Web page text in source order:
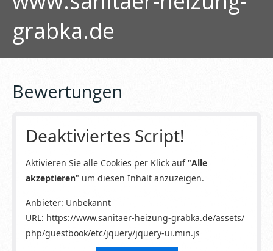
grabka.de
Bewertungen
Deaktiviertes Script!
Aktivieren Sie alle Cookies per Klick auf "Alle
akzeptieren" um diesen Inhalt anzuzeigen.
Anbieter: Unbekannt
URL: https://www.sanitaer-heizung-grabka.de/assets/
php/guestbook/etc/jquery/jquery-ui.min.js